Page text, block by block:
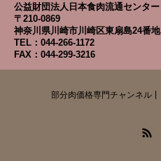
公益財団法人日本食肉流通センター
〒210-0869
神奈川県川崎市川崎区東扇島24番地
TEL：044-266-1172
FAX：044-299-3216
部分肉価格専門チャンネル